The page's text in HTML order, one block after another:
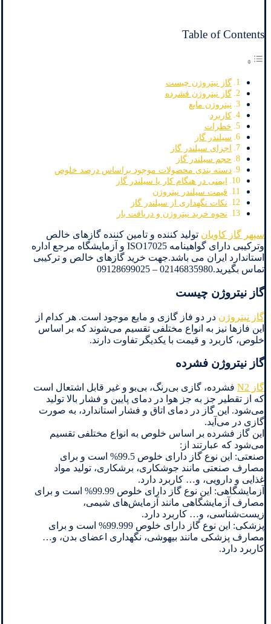
Table of Contents
گاز نیتروژن چیست
گاز نیتروژن فشرده
نیتروژن مایع
کاربرد
خطرات
سیلندر گاز
اجزای سیلندر گاز
حجم سیلندر گاز
دسته بندی محصولات موجود براساس درصد خلوص
ایمنی در هنگام کار با سیلندر گاز
قیمت سیلندر نیتروژن
نکات نگهداری از سیلندر گاز
نحوه خرید نیتروژن و دریافت بار
سپهر گاز کاویان تولید کننده و تامین کننده گازهای خالص
وترکیبی دارای گواهینامه ISO17025 و آزمایشگاه مرجع اداره
استاندارد ایران می باشد.جهت خرید گازهای خالص و ترکیبی
تماس بگیرید.02146835980 – 09128699025
گاز نیتروژن چیست
گاز نیتروژن در دو فاز گازی و مایع موجود است. هر کدام از
این فازها نیز به انواع مختلفی تقسیم می‌شوند که بر اساس
خلوص، کاربرد و قیمت با یکدیگر تفاوت دارند.
گاز نیتروژن فشرده
گاز N2
فشرده، گازی بی‌رنگ، بی‌بو و غیر قابل اشتعال است
که از تقطیر جز به جز هوا در دمای پایین و فشار بالا تولید
می‌شود. این گاز در دمای اتاق و فشار استاندارد، به صورت
گازی در می‌آید.
این گاز فشرده بر اساس خلوص به انواع مختلفی تقسیم
می‌شود که عبارتند از:
صنعتی: این نوع گاز دارای خلوص 99.5% است و برای
مصارف صنعتی مانند جوشکاری، برشکاری، تولید مواد
غذایی و دارویی، و… کاربرد دارد.
آزمایشگاهی: این نوع گاز دارای خلوص 99.99% است و برای
مصارف آزمایشگاهی مانند آزمایش‌های شیمی،
زیست‌شناسی، و… کاربرد دارد.
پزشکی: این نوع گاز دارای خلوص 99.999% است و برای
مصارف پزشکی مانند بیهوشی، نگهداری اعضای بدن، و…
کاربرد دارد.